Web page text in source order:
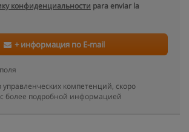
конфиденциальности para enviar la
+ информация по E-mail
компетенций, скоро
более подробной информацией